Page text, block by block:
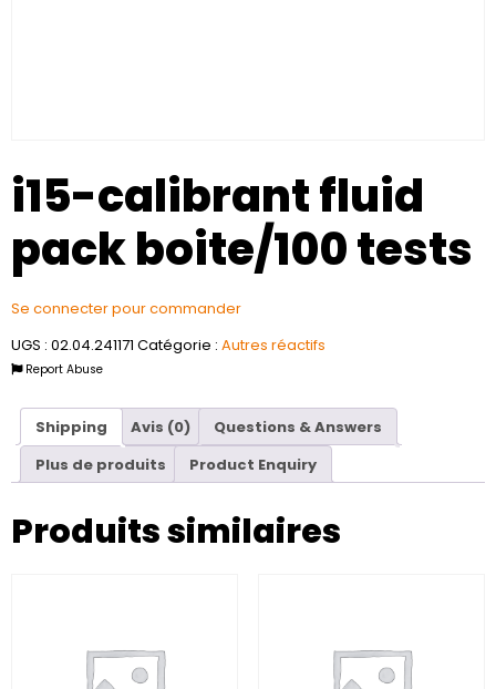
i15-calibrant fluid
pack boite/100 tests
Se connecter pour commander
UGS : 02.04.241171 Catégorie : Autres réactifs
Report Abuse
Shipping Avis (0)
Questions & Answers
Plus de produits
Product Enquiry
Produits similaires